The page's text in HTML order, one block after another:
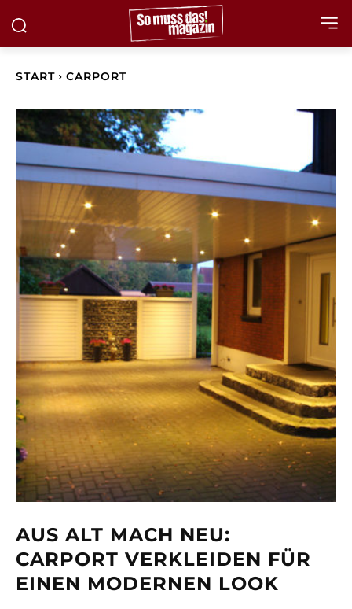
START CARPORT
AUS ALT MACH NEU:
CARPORT VERKLEIDEN FÜR
EINEN MODERNEN LOOK